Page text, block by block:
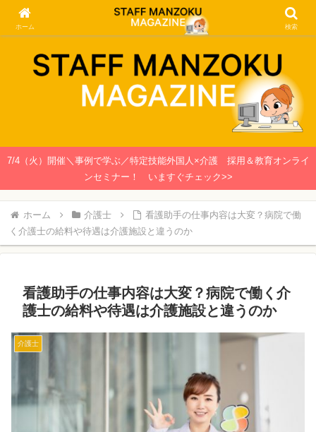
関西で働く介護士・看護師のための情報メディア
7/4（火）開催＼事例で学ぶ／特定技能外国人×介護 採用＆教育オンライ
ンセミナー！ いますぐチェック>>
ホーム 介護士
看護助手の仕事内容は大変？病院で働
く介護士の給料や待遇は介護施設と違うのか
看護助手の仕事内容は大変？病院で働く介
護士の給料や待遇は介護施設と違うのか
介護士
ホーム 検索